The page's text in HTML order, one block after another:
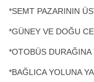
*SEMT PAZARININ
*GÜNEY VE DOĞU
*OTOBÜS DURAĞINA
*BAĞLICA YOLUNA